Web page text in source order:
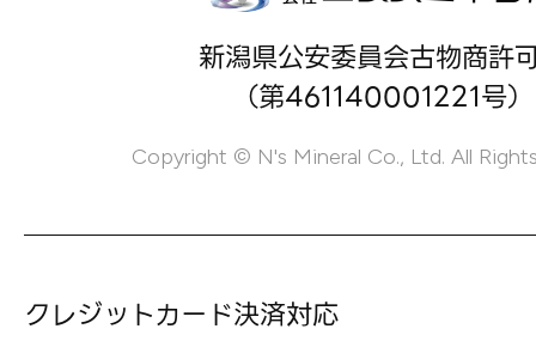
新潟県公安委員会古物商許
（第461140001221号）
Copyright © N's Mineral Co., Ltd. All
クレジットカード決済対応